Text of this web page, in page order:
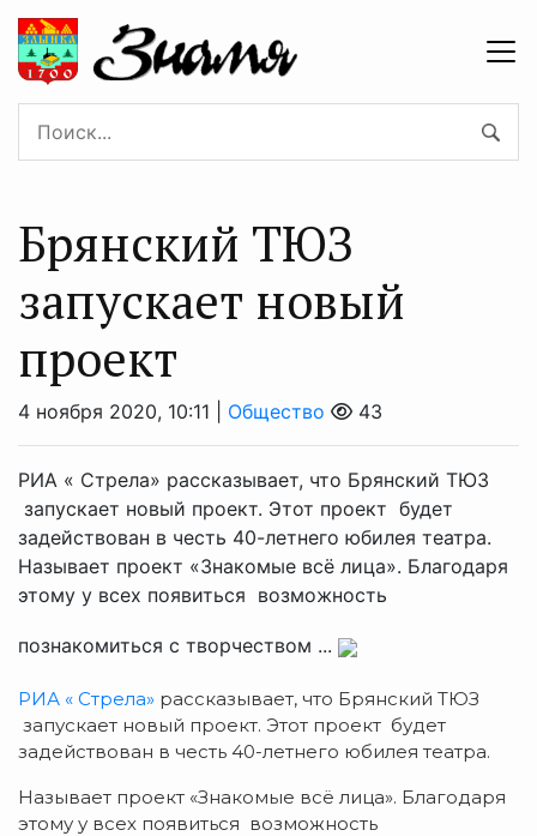
Брянский ТЮЗ
запускает новый
проект
4 ноября 2020, 10:11 | Общество 43
РИА « Стрела» рассказывает, что Брянский ТЮЗ
запускает новый проект. Этот проект будет
задействован в честь 40-летнего юбилея театра.
Называет проект «Знакомые всё лица». Благодаря
этому у всех появиться возможность
познакомиться с творчеством ...
РИА « Стрела» рассказывает, что Брянский ТЮЗ
запускает новый проект. Этот проект будет
задействован в честь 40-летнего юбилея театра.
Называет проект «Знакомые всё лица». Благодаря
этому у всех появиться возможность